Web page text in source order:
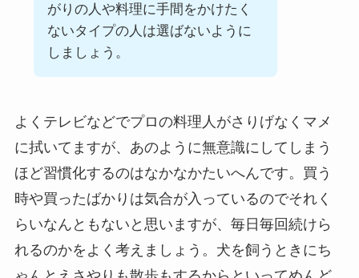
がりの人や料理に手間をかけたく
ないタイプの人は選ばないように
しましょう。
よくテレビなどでプロの料理人がさりげなくマメ
に拭いてますが、あのように無意識にしてしまう
ほど習慣化するのはなかなかたいへんです。買う
時や買ったばかりは気合が入っているのでそれく
らいなんともないと思いますが、毎日毎回続けら
れるのかをよく考えましょう。犬を飼うときにち